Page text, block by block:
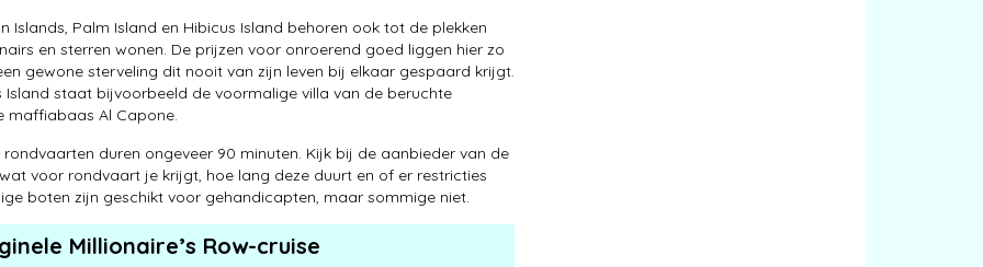
Islands, Palm Island en Hibicus Island behoren ook tot de plekken
en sterren wonen. De prijzen voor onroerend goed liggen hier zo
gewone sterveling dit nooit van zijn leven bij elkaar gespaard krijgt.
Island staat bijvoorbeeld de voormalige villa van de beruchte
maffiabaas Al Capone.
rondvaarten duren ongeveer 90 minuten. Kijk bij de aanbieder van de
voor rondvaart je krijgt, hoe lang deze duurt en of er restricties
boten zijn geschikt voor gehandicapten, maar sommige niet.
Millionaire’s Row-cruise